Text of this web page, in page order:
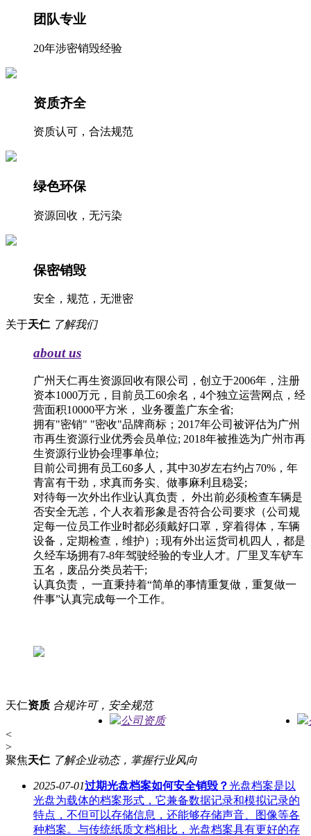
团队专业
20年涉密销毁经验
资质齐全
资质认可，合法规范
绿色环保
资源回收，无污染
保密销毁
安全，规范，无泄密
关于天仁 了解我们
about us
广州天仁再生资源回收有限公司，创立于2006年，注册
资本1000万元，目前员工60余名，4个独立运营网点，经
营面积10000平方米， 业务覆盖广东全省;
拥有"密销" "密收"品牌商标；2017年公司被评估为广州
市再生资源行业优秀会员单位; 2018年被推选为广州市再
生资源行业协会理事单位;
目前公司拥有员工60多人，其中30岁左右约占70%，年
青富有干劲，求真而务实、做事麻利且稳妥;
对待每一次外出作业认真负责， 外出前必须检查车辆是
否安全无恙，个人衣着形象是否符合公司要求（公司规
定每一位员工作业时都必须戴好口罩，穿着得体，车辆
设备，定期检查，维护）; 现有外出运货司机四人，都是
久经车场拥有7-8年驾驶经验的专业人才。厂里叉车铲车
五名，废品分类员若干;
认真负责， 一直秉持着“简单的事情重复做，重复做一
件事”认真完成每一个工作。
天仁资质 合规许可，安全规范
公司资质
<
>
聚焦天仁 了解企业动态，掌握行业风向
2025-07-01过期光盘档案如何安全销毁？光盘档案是以
光盘为载体的档案形式，它兼备数据记录和模拟记录的
特点，不但可以存储信息，还能够存储声音、图像等各
种档案。与传统纸质文档相比，光盘档案具有更好的存